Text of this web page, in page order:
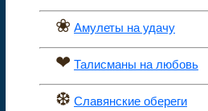
❀ Амулеты на удачу
❤ Талисманы на любовь
❆ Славянские обереги